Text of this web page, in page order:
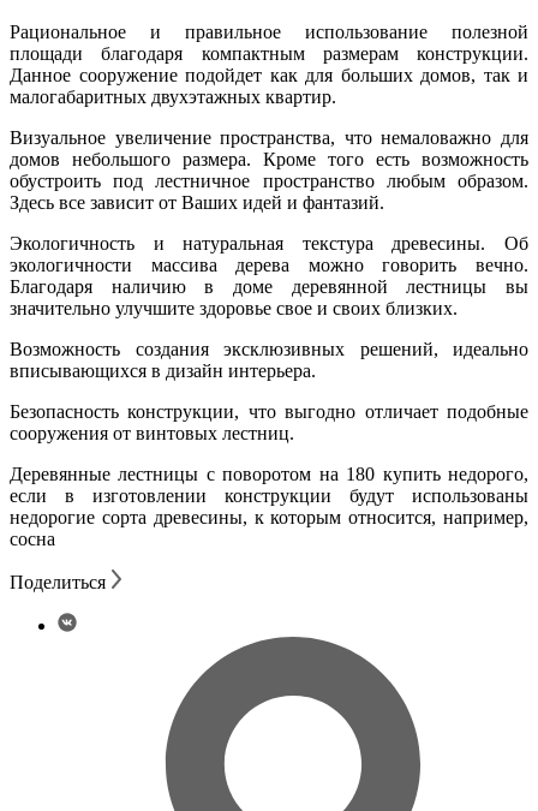
Рациональное и правильное использование полезной
площади благодаря компактным размерам конструкции.
Данное сооружение подойдет как для больших домов, так и
малогабаритных двухэтажных квартир.
Визуальное увеличение пространства, что немаловажно для
домов небольшого размера. Кроме того есть возможность
обустроить под лестничное пространство любым образом.
Здесь все зависит от Ваших идей и фантазий.
Экологичность и натуральная текстура древесины. Об
экологичности массива дерева можно говорить вечно.
Благодаря наличию в доме деревянной лестницы вы
значительно улучшите здоровье свое и своих близких.
Возможность создания эксклюзивных решений, идеально
вписывающихся в дизайн интерьера.
Безопасность конструкции, что выгодно отличает подобные
сооружения от винтовых лестниц.
Деревянные лестницы с поворотом на 180 купить недорого,
если в изготовлении конструкции будут использованы
недорогие сорта древесины, к которым относится, например,
сосна
Поделиться